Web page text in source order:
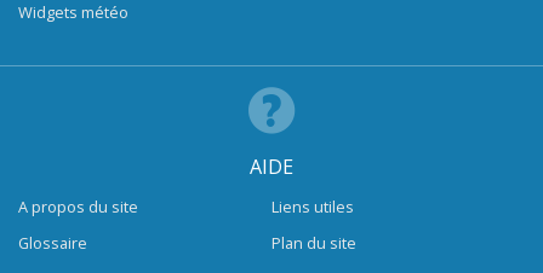
Widgets météo
AIDE
A propos du site
Glossaire
Liens utiles
Plan du site